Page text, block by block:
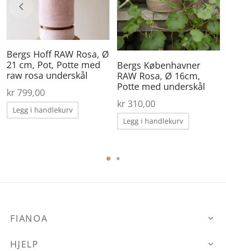
Bergs Hoff RAW Rosa, Ø
21 cm, Pot, Potte med
raw rosa underskål
kr799,00
Legg i handlekurv
Bergs Københavner
RAW Rosa, Ø 16cm,
Potte med underskål
kr310,00
Legg i handlekurv
FIANOA
HJELP